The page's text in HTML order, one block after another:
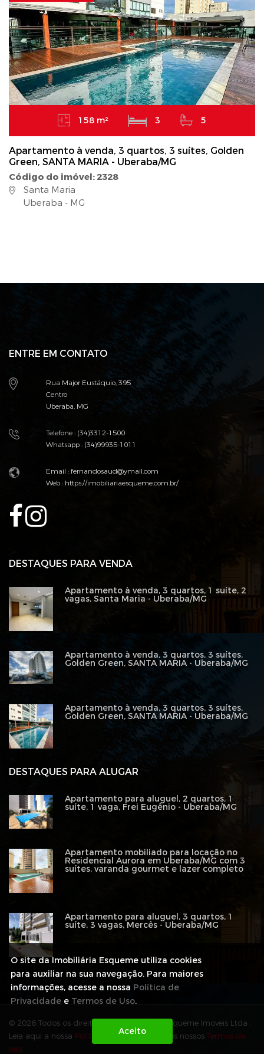
158 m² 3 5
Apartamento à venda, 3 quartos, 3 suítes, Golden
Green, SANTA MARIA - Uberaba/MG
Código do imóvel: 2328
Santa Maria
Uberaba - MG
ENTRE EM CONTATO
Rua Major Eustáquio, 395
Centro
Uberaba, MG
Telefone : (34)3312-1500
Whatsapp : (34)99935-1011
Email : fernandosaud@ymail.com
Web :https://imobiliariaesqueme.com.br/
DESTAQUES PARA ALUGAR
Apartamento para aluguel, 2 quartos, 1
suíte, 1 vaga, Frei Eugênio - Uberaba/MG
Apartamento mobiliado para locação no
Residencial Aurora em Uberaba/MG com 3
suítes, varanda gourmet e lazer completo
Apartamento para aluguel, 3 quartos, 1
suíte, 3 vagas, Mercês - Uberaba/MG
DESTAQUES PARA VENDA
Apartamento à venda, 3 quartos, 1 suíte, 2
vagas, Santa Maria - Uberaba/MG
Apartamento à venda, 3 quartos, 3 suítes,
Golden Green, SANTA MARIA - Uberaba/MG
Apartamento à venda, 3 quartos, 3 suítes,
Golden Green, SANTA MARIA - Uberaba/MG
© 2026 Todos os direitos reservados para Esqueme Imoveis Ltda .
Leia aqui a nossa Política de Privacidade e os nossos Termos de
uso.
O site da Imobiliária Esqueme utiliza cookies
para auxiliar na sua navegação. Para maiores
informações, acesse a nossa Política de
Privacidade e Termos de Uso.